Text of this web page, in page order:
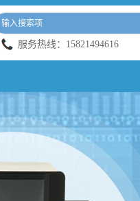
服务热线： 15821494616